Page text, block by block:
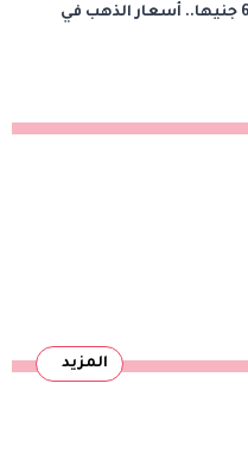
عيار 21 يسجل 6115 جنيها.. أسعار الذهب في
المزيد